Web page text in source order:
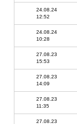
24.08.24
12:52
24.08.24
10:28
27.08.23
15:53
27.08.23
14:09
27.08.23
11:35
27.08.23